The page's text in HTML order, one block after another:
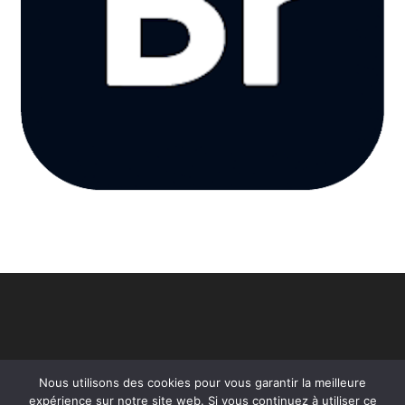
Nous utilisons des cookies pour vous garantir la meilleure
expérience sur notre site web. Si vous continuez à utiliser ce